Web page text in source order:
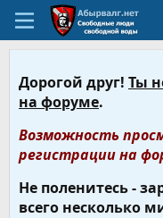
Дорогой друг! Ты
на форуме.
Возможность
регистрации на
Не поленитесь -
всего несколько